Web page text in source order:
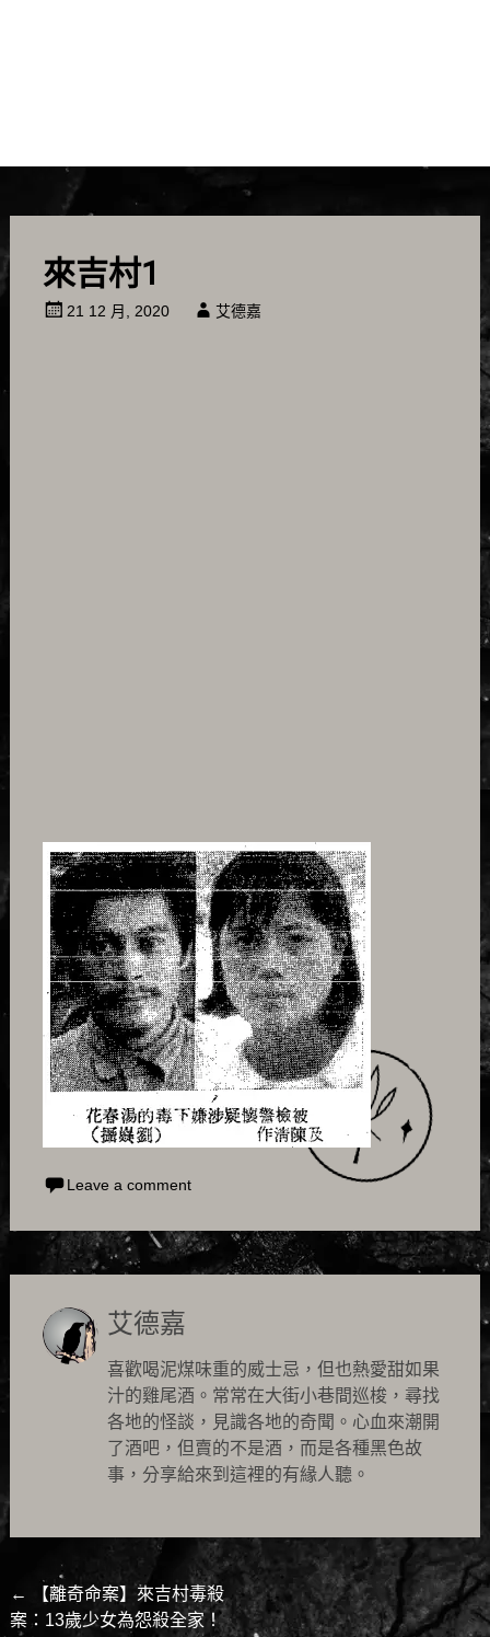
來吉村1
21 12 月, 2020 艾德嘉
Leave a comment
艾德嘉
喜歡喝泥煤味重的威士忌，但也熱愛甜如果
汁的雞尾酒。常常在大街小巷間巡梭，尋找
各地的怪談，見識各地的奇聞。心血來潮開
了酒吧，但賣的不是酒，而是各種黑色故
事，分享給來到這裡的有緣人聽。
Post
←
【離奇命案】來吉村毒殺
案：13歲少女為怨殺全家！